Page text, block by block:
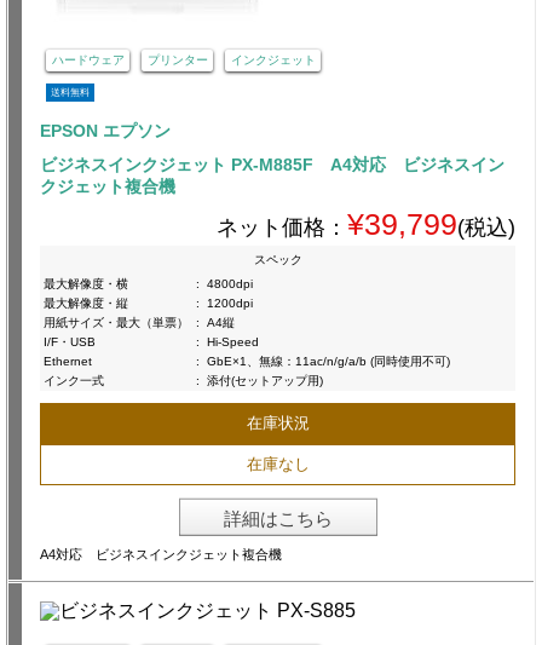
ハードウェア プリンター インクジェット
送料無料
EPSON エプソン
ビジネスインクジェット PX-M885F A4対応 ビジネスイン
クジェット複合機
ネット価格： ¥39,799(税込)
スペック
最大解像度・横
:
4800dpi
最大解像度・縦
:
1200dpi
用紙サイズ・最大（単票）
:
A4縦
I/F・USB
:
Hi-Speed
Ethernet
:
GbE×1、無線：11ac/n/g/a/b (同時使用不可)
インク一式
: 添付(セットアップ用)
在庫状況
在庫なし
詳細はこちら
A4対応 ビジネスインクジェット複合機